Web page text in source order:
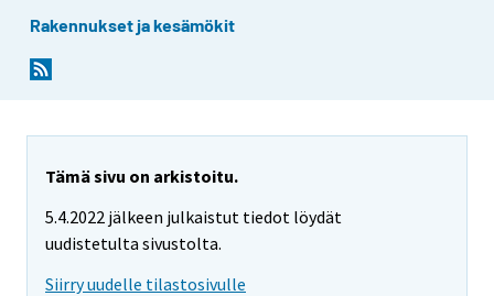
Rakennukset ja kesämökit
Tämä sivu on arkistoitu.
5.4.2022 jälkeen julkaistut tiedot löydät
uudistetulta sivustolta.
Siirry uudelle tilastosivulle